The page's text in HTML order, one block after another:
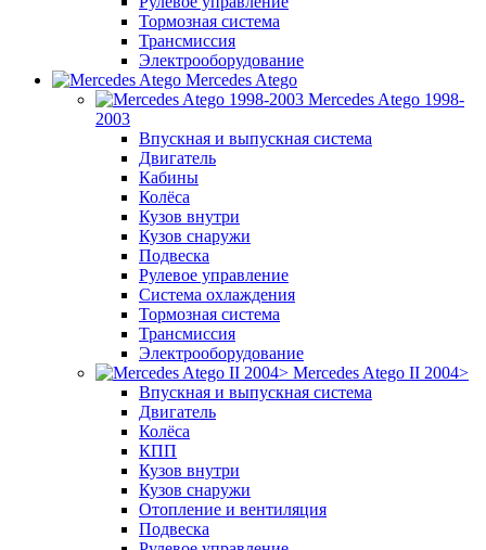
Тормозная система
Трансмиссия
Электрооборудование
Mercedes Atego
Mercedes Atego 1998-
2003
Впускная и выпускная система
Двигатель
Кабины
Колёса
Кузов внутри
Кузов снаружи
Подвеска
Рулевое управление
Система охлаждения
Тормозная система
Трансмиссия
Электрооборудование
Mercedes Atego II 2004>
Впускная и выпускная система
Двигатель
Колёса
КПП
Кузов внутри
Кузов снаружи
Отопление и вентиляция
Подвеска